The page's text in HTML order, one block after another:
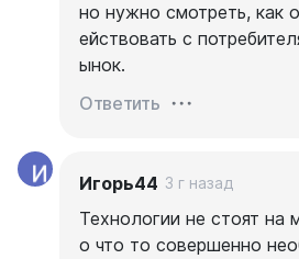
но нужно смотреть, как
ействовать с
ынок.
Ответить
Игорь44 3 г назад
Технологии не стоят на
о что то совершенно